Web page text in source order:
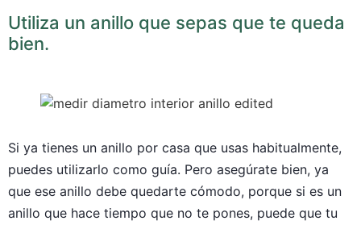
Utiliza un anillo que sepas que te queda
bien.
Si ya tienes un anillo por casa que usas habitualmente,
puedes utilizarlo como guía. Pero asegúrate bien, ya
que ese anillo debe quedarte cómodo, porque si es un
anillo que hace tiempo que no te pones, puede que tu